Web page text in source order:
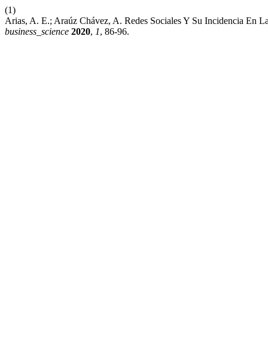
(1)
Arias, A. E.; Araúz Chávez, A. Redes Sociales Y Su Incidencia En
business_science 2020, 1, 86-96.